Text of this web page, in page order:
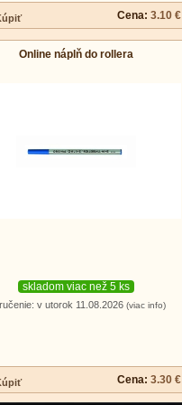
Cena: 3.10 €
Online náplň do rollera
skladom viac než 5 ks
v utorok 11.08.2026 (viac info)
Cena: 3.30 €